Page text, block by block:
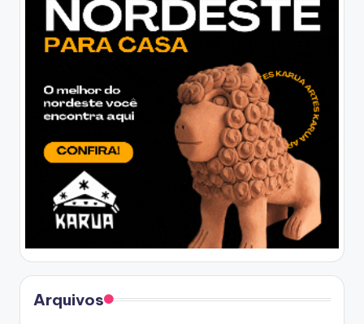
Arquivos